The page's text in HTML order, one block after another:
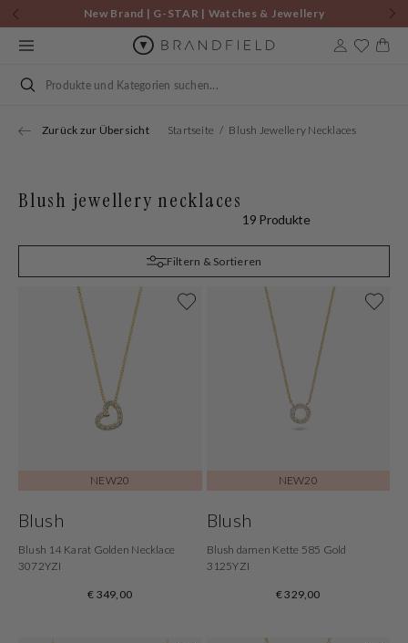
Zum
Inhalt
springen
New Brand | G-STAR | Watches & Jewellery
Suchen
Zurück zur Übersicht Startseite Blush Jewellery Necklaces
Blush jewellery necklaces
19 Produkte
Filtern & Sortieren
NEW20
Blush
Blush 14 Karat Golden Necklace
3072YZI
€ 349,00
NEW20
Blush
Blush damen Kette 585 Gold
3125YZI
€ 329,00